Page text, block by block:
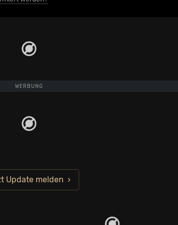
WERBUNG
Update melden